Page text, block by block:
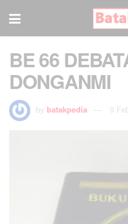
BE 66
DONGANMI
by batakpedia 9